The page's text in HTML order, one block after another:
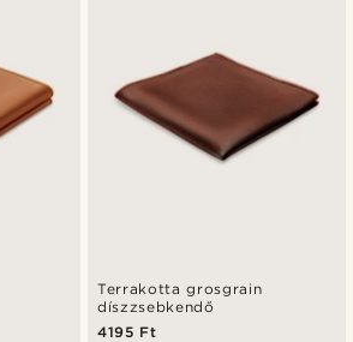
Terrakotta grosgrain
díszzsebkendő
4195 Ft